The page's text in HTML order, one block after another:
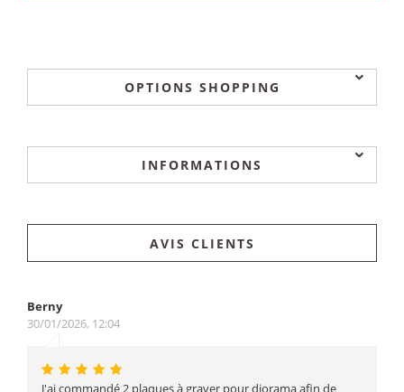
OPTIONS SHOPPING
INFORMATIONS
AVIS CLIENTS
Berny
30/01/2026, 12:04
J'ai commandé 2 plaques à graver pour diorama afin de